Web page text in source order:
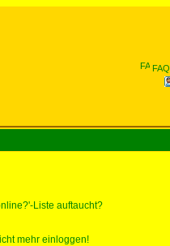
FAQ
Liste auftaucht?
mehr einloggen!